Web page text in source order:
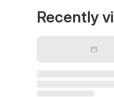
Recently